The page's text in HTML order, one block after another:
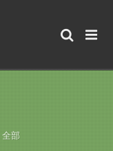
全部